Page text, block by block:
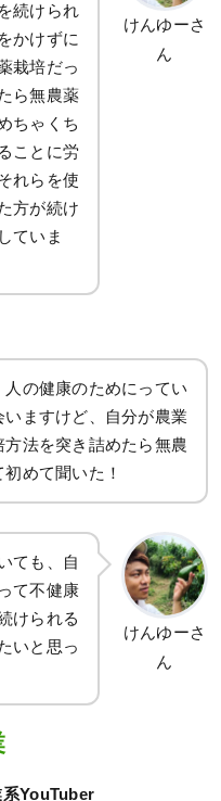
続けられ
かけずに
栽培だっ
ら無農薬
ちゃくち
ことに労
れらを使
方が続け
ていま
けんゆーさ
ん
の健康のためにってい
いますけど、自分が農業
方法を突き詰めたら無農
めて聞いた！
ても、自
て不健康
けられる
いと思っ
けんゆーさ
ん
YouTuber